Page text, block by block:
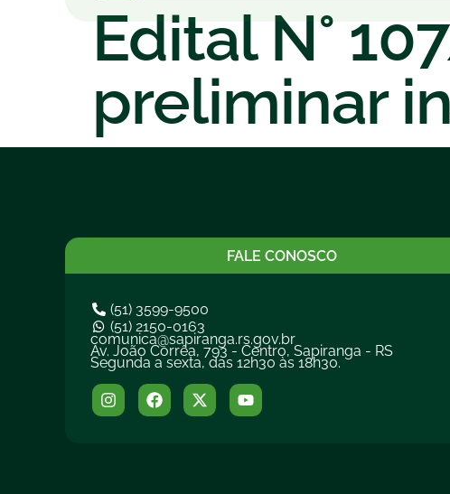
Edital N°
preliminar
FALE CONOSCO
(51) 3599-9500
(51) 2150-0163
comunica@sapiranga.rs.gov.br
Av. João Corrêa, 793 - Centro, Sapiranga - RS
Segunda a sexta, das 12h30 às 18h30.